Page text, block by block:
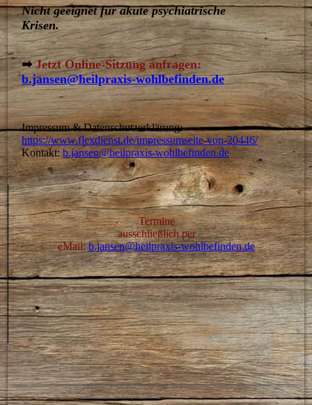
Nicht geeignet für akute psychiatrische
Krisen.
➡Jetzt Online-Sitzung anfragen:
b.jansen@heilpraxis-wohlbefinden.de
Impressum & Datenschutzerklärung:
https://www.flexdienst.de/impressumseite-von-20446/
Kontakt:b.jansen@heilpraxis-wohlbefinden.de
Termine
ausschließlich per
eMail:b.jansen@heilpraxis-wohlbefinden.de